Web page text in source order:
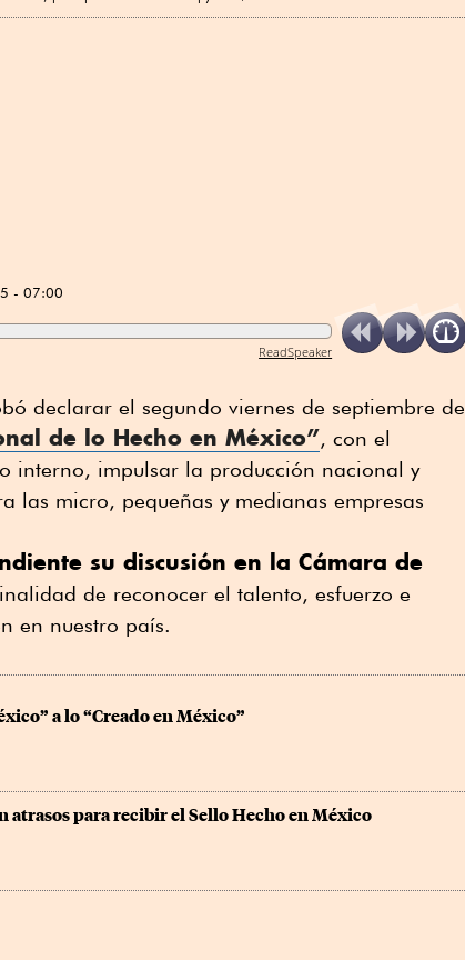
- 07:00
ReadSpeaker
declarar el segundo viernes de septiembre de
de lo Hecho en México”, con el
interno, impulsar la producción nacional y
las micro, pequeñas y medianas empresas
su discusión en la Cámara de
de reconocer el talento, esfuerzo e
en nuestro país.
a lo “Creado en México”
atrasos para recibir el Sello Hecho en México